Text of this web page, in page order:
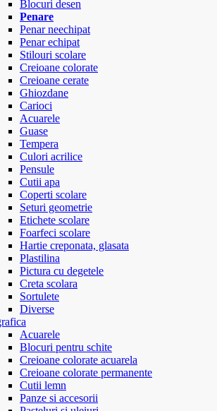
Blocuri desen
Penare
Penar neechipat
Penar echipat
Stilouri scolare
Creioane colorate
Creioane cerate
Ghiozdane
Carioci
Acuarele
Guase
Tempera
Culori acrilice
Pensule
Cutii apa
Coperti scolare
Seturi geometrie
Etichete scolare
Foarfeci scolare
Hartie creponata, glasata
Plastilina
Pictura cu degetele
Creta scolara
Sortulete
Diverse
Acuarele
Blocuri pentru schite
Creioane colorate acuarela
Creioane colorate permanente
Cutii lemn
Panze si accesorii